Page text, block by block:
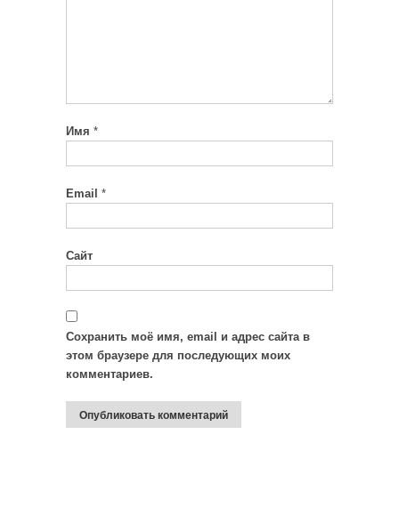
Имя *
Email *
Сайт
Сохранить моё имя, email и адрес сайта в
этом браузере для последующих моих
комментариев.